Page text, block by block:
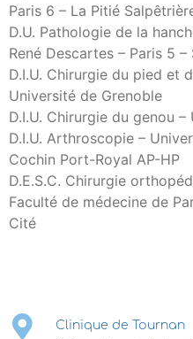
Paris 6 – La Pitié
D.U. Pathologie de la
René Descartes – Paris 5 –
D.I.U. Chirurgie du pied et
Université de Grenoble
D.I.U. Chirurgie du genou
D.I.U. Arthroscopie –
Cochin Port-Royal AP-HP
D.E.S.C. Chirurgie
Faculté de médecine de
Cité
Clinique de Tournan